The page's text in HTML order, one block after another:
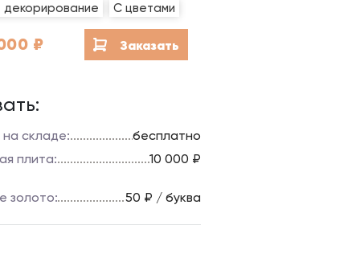
Гравировка на камне
декорирование С цветами
₽ Заказать
складе:
бесплатно
плита:
10 000 ₽
золото: 50 ₽ / буква